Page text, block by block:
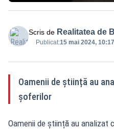
Scris de Realitatea de
Publicat:15 mai 2024, 10:17
Oamenii de știință au
șoferilor
Oamenii de știință au analizat